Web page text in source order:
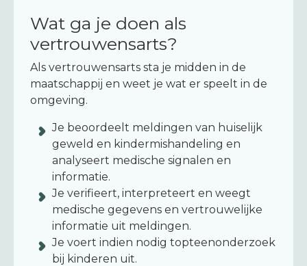
Wat ga je doen als
vertrouwensarts?
Als vertrouwensarts sta je midden in de
maatschappij en weet je wat er speelt in de
omgeving.
Je beoordeelt meldingen van huiselijk
geweld en kindermishandeling en
analyseert medische signalen en
informatie.
Je verifieert, interpreteert en weegt
medische gegevens en vertrouwelijke
informatie uit meldingen.
Je voert indien nodig topteenonderzoek
bij kinderen uit.